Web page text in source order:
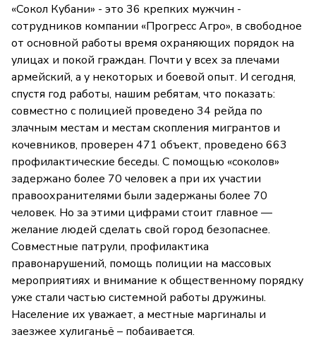
«Сокол Кубани» - это 36 крепких мужчин -
сотрудников компании «Прогресс Агро», в свободное
от основной работы время охраняющих порядок на
улицах и покой граждан. Почти у всех за плечами
армейский, а у некоторых и боевой опыт. И сегодня,
спустя год работы, нашим ребятам, что показать:
совместно с полицией проведено 34 рейда по
злачным местам и местам скопления мигрантов и
кочевников, проверен 471 объект, проведено 663
профилактические беседы. С помощью «соколов»
задержано более 70 человек а при их участии
правоохранителями были задержаны более 70
человек. Но за этими цифрами стоит главное —
желание людей сделать свой город безопаснее.
Совместные патрули, профилактика
правонарушений, помощь полиции на массовых
мероприятиях и внимание к общественному порядку
уже стали частью системной работы дружины.
Население их уважает, а местные маргиналы и
заезжее хулиганьё – побаивается.